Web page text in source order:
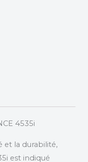
4535i
et la durabilité,
est indiqué